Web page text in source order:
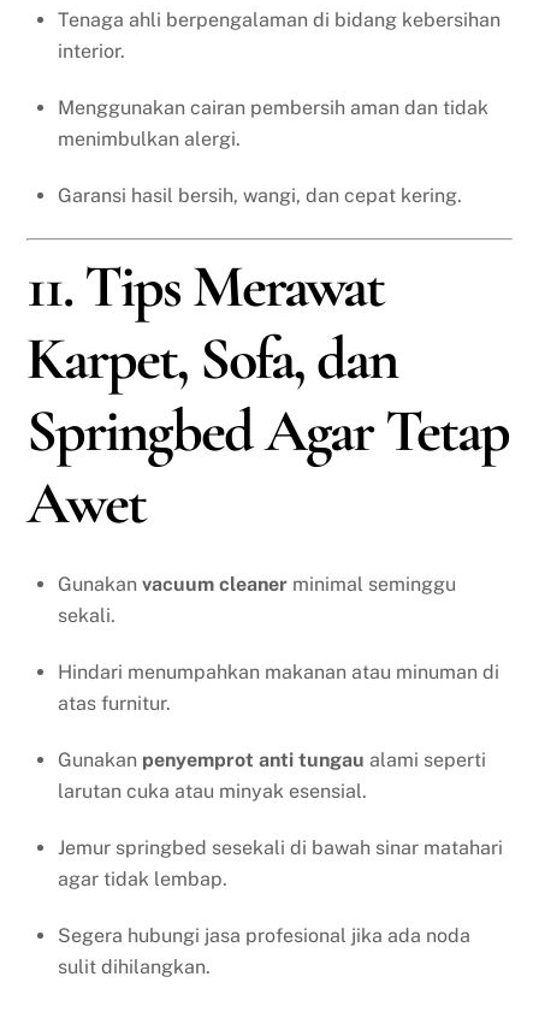
Tenaga ahli berpengalaman di bidang kebersihan
interior.
Menggunakan cairan pembersih aman dan tidak
menimbulkan alergi.
Garansi hasil bersih, wangi, dan cepat kering.
11. Tips Merawat
Karpet, Sofa, dan
Springbed Agar Tetap
Awet
Gunakan vacuum cleaner minimal seminggu
sekali.
Hindari menumpahkan makanan atau minuman di
atas furnitur.
Gunakan penyemprot anti tungau alami seperti
larutan cuka atau minyak esensial.
Jemur springbed sesekali di bawah sinar matahari
agar tidak lembap.
Segera hubungi jasa profesional jika ada noda
sulit dihilangkan.